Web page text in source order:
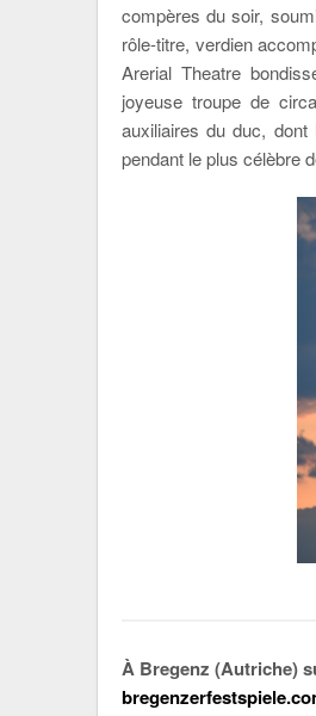
compères du soir,
rôle-titre, verdien
Arerial Theatre
joyeuse troupe de
auxiliaires du duc,
pendant le plus célèbre
À Bregenz (Autriche)